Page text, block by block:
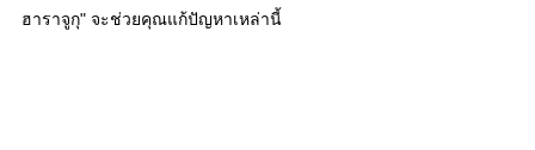
ฮาราจูกุ" จะช่วยคุณแก้ปัญหาเหล่านี้